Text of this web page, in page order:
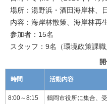
場所：湯野浜・酒田海岸林、
内容：海岸林散策、海岸林再
参加者：15名
スタッフ：9名（環境政策課職
時間 活動内容
8:00～8:15 鶴岡市役所に集合、